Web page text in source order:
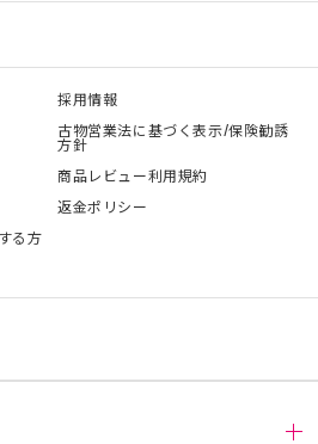
採用情報
古物営業法に基づく表示/保険勧誘
方針
商品レビュー利用規約
返金ポリシー
る方